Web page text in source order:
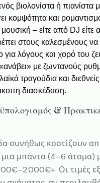
βιολονίστα ή πιανίστα
κομψότητα και
μουσική – είτε από DJ είτε
στους καλεσμένους
για λόγους και χορό του
με ζωντανούς
τραγούδια και διεθνείς
διασκέδαση.
&
συνήθως κοστίζουν
μπάντα (4–6 άτομα)
Οι τιμές